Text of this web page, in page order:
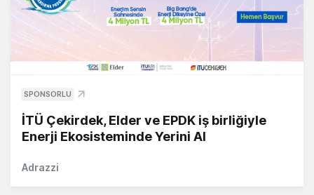
SPONSORLU
İTÜ Çekirdek, Elder ve EPDK iş birliğiyle
Enerji Ekosisteminde Yerini Al
Adrazzi